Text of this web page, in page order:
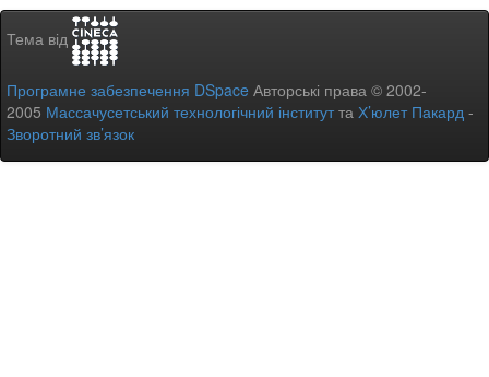
Тема від
Програмне забезпечення DSpace Авторські права © 2002-
2005 Массачусетський технологічний інститутта Х’юлет Пакард -
Зворотний зв’язок